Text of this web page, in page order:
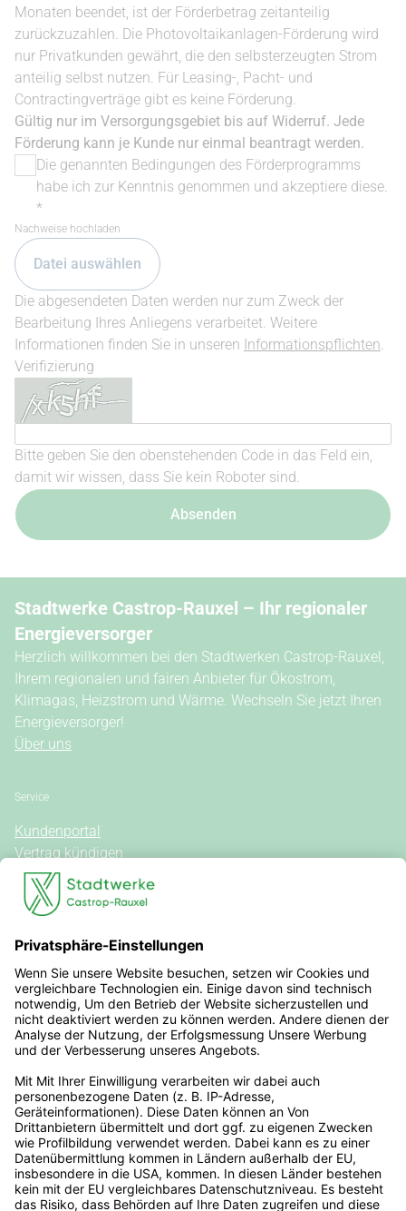
Monaten beendet, ist der Förderbetrag zeitanteilig
zurückzuzahlen. Die Photovoltaikanlagen-Förderung wird
nur Privatkunden gewährt, die den selbsterzeugten Strom
anteilig selbst nutzen. Für Leasing-, Pacht- und
Contractingverträge gibt es keine Förderung.
Gültig nur im Versorgungsgebiet bis auf Widerruf. Jede
Förderung kann je Kunde nur einmal beantragt werden.
Die genannten Bedingungen des Förderprogramms
habe ich zur Kenntnis genommen und akzeptiere diese.
*
Nachweise hochladen
Datei auswählen
Die abgesendeten Daten werden nur zum Zweck der
Bearbeitung Ihres Anliegens verarbeitet. Weitere
Informationen finden Sie in unseren Informationspflichten.
Verifizierung
Bitte geben Sie den obenstehenden Code in das Feld ein,
damit wir wissen, dass Sie kein Roboter sind.
Absenden
Stadtwerke Castrop-Rauxel – Ihr regionaler
Energieversorger
Herzlich willkommen bei den Stadtwerken Castrop-Rauxel,
Ihrem regionalen und fairen Anbieter für Ökostrom,
Klimagas, Heizstrom und Wärme. Wechseln Sie jetzt Ihren
Energieversorger!
Über uns
Service
Kundenportal
Vertrag kündigen
Kontakt
Vertrag widerrufen
Allgemeine Hinweise
Vertragsinformationen
Stromkennzeichnung
Außergerichtliche Streitbeilegung
Steuern, Umlagen, Abgaben & Gebühren
Veröffentlichungen nach REMIT
Erklärung zur Barrierefreiheit
Rechtliches
Impressum
Datenschutz
Informationspflichten
Nutzungsbedingungen
Datenaustausch